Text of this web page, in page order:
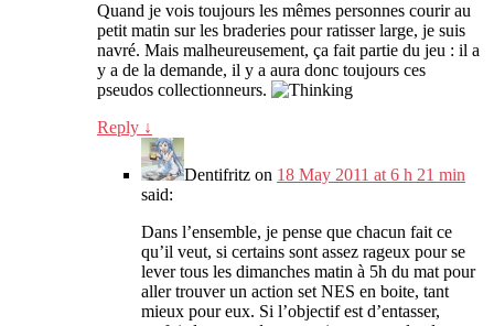
Quand je vois toujours les mêmes personnes courir au
petit matin sur les braderies pour ratisser large, je suis
navré. Mais malheureusement, ça fait partie du jeu : il a
y a de la demande, il y a aura donc toujours ces
pseudos collectionneurs.
Reply ↓
Dentifritz on 18 May 2011 at 6 h 21 min
said:
Dans l’ensemble, je pense que chacun fait ce
qu’il veut, si certains sont assez rageux pour se
lever tous les dimanches matin à 5h du mat pour
aller trouver un action set NES en boite, tant
mieux pour eux. Si l’objectif est d’entasser,